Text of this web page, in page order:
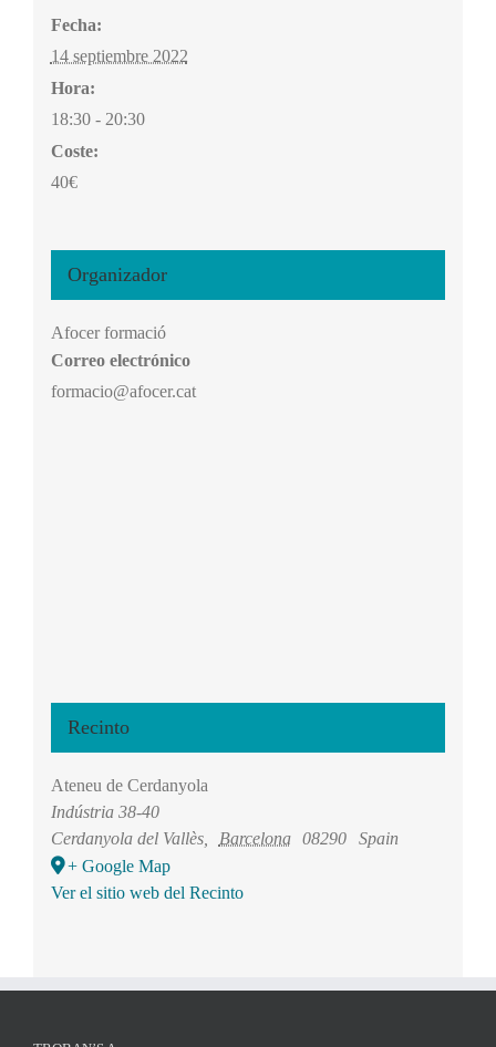
Fecha:
14 septiembre 2022
Hora:
18:30 - 20:30
Coste:
40€
Organizador
Afocer formació
Correo electrónico
formacio@afocer.cat
Recinto
Ateneu de Cerdanyola
Indústria 38-40
Cerdanyola del Vallès, Barcelona 08290
Spain
+ Google Map
Ver el sitio web del Recinto